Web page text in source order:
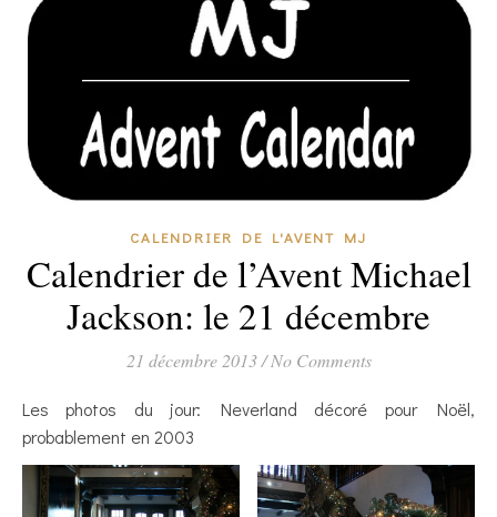
CALENDRIER DE L'AVENT MJ
Calendrier de l’Avent Michael
Jackson: le 21 décembre
21 décembre 2013 / No Comments
Les photos du jour: Neverland décoré pour Noël,
probablement en 2003